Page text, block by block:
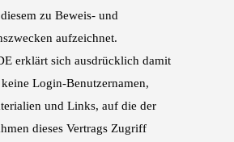
zu Beweis- und
aufzeichnet.
erklärt sich ausdrücklich damit
Login-Benutzernamen,
und Links, auf die der
dieses Vertrags Zugriff